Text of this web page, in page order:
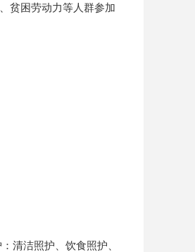
贫困劳动力等人群参加
清洁照护、饮食照护、